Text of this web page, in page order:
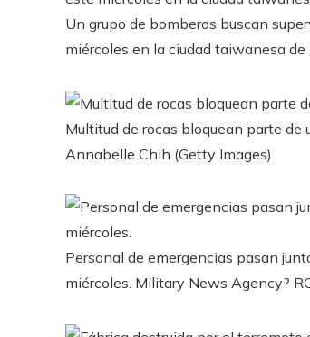
Un grupo de bomberos buscan
miércoles en la ciudad taiwanesa de
Multitud de rocas bloquean parte de
Annabelle Chih (Getty Images)
Personal de emergencias pasan
miércoles. Military News Agency?